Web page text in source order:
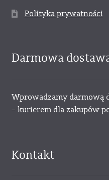
Polityka prywatności
Darmowa
Wprowadzamy darmową
– kurierem dla zakupów
Kontakt